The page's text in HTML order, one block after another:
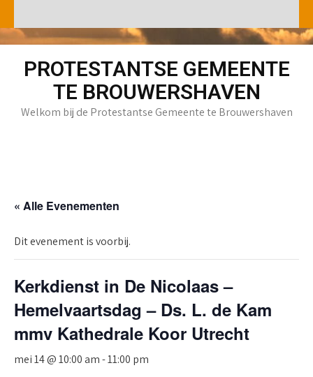
to
content
PROTESTANTSE GEMEENTE
TE BROUWERSHAVEN
Welkom bij de Protestantse Gemeente te Brouwershaven
« Alle Evenementen
Dit evenement is voorbij.
Kerkdienst in De Nicolaas –
Hemelvaartsdag – Ds. L. de Kam
mmv Kathedrale Koor Utrecht
mei 14 @ 10:00 am-11:00 pm